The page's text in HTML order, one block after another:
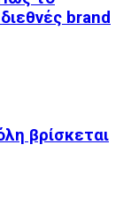
brand
βρίσκεται